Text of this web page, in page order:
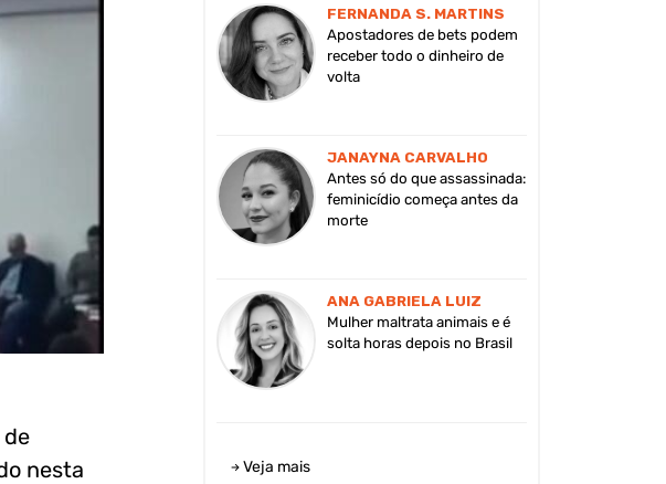
nesta
FERNANDA S. MARTINS
Apostadores de bets podem
receber todo o dinheiro de
volta
JANAYNA CARVALHO
Antes só do que assassinada:
feminicídio começa antes da
morte
ANA GABRIELA LUIZ
Mulher maltrata animais e é
solta horas depois no Brasil
Veja mais